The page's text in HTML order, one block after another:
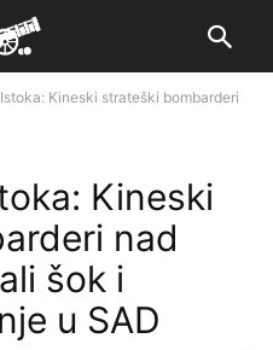
Kineski strateški bombarderi
Kineski
nad
šok i
u SAD